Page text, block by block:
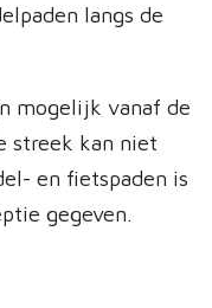
langs de
mogelijk vanaf de
streek kan niet
en fietspaden is
gegeven.